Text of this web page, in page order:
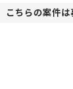
こちらの案件